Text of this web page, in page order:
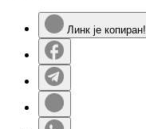
Линк је копиран!